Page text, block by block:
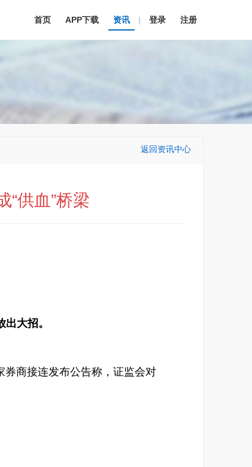
首页 APP下载 资讯 | 登录 注册
返回资讯中心
供血”桥梁
大招。
商接连发布公告称，证监会对